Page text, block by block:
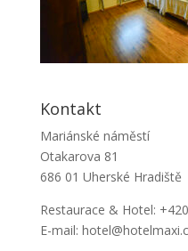
Kontakt
Mariánské náměstí
Otakarova 81
686 01 Uherské Hradiště
Restaurace & Hotel:
E-mail: